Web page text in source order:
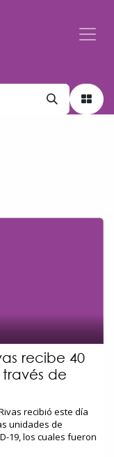
recibe 40
de
recibió este día
unidades de
19, los cuales fueron